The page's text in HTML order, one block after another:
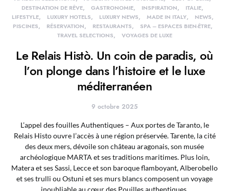
DESTINATION DE RÊVE
GASTRONOMIE INSPIRATION
ITALIE
LIFESTYLE
LUXURY HOTELS LUXURY NEWS MADE IN ITALY
NEWS
PISCINES
RÉSERVATION RESTAURANTS
SPA – ESPACES BIEN-ÊTRE
TRAVEL SELECTIONS
VOYAGES DE LUXE
Le Relais Histò. Un coin de paradis, où
l’on plonge dans l’histoire et le luxe
méditerranéen
9 octobre 2025
L’appel des fouilles Authentiques – Aux portes de Taranto, le
Relais Histo ouvre l’accès à une région préservée. Tarente, la cité
des deux mers, dévoile son château aragonais, son musée
archéologique MARTA et ses traditions maritimes. Plus loin,
Matera et ses Sassi, Lecce et son baroque flamboyant, Alberobello
et ses trulli ou Ostuni et ses murs blancs composent un voyage
inoubliable au cœur des Pouilles authentiques.